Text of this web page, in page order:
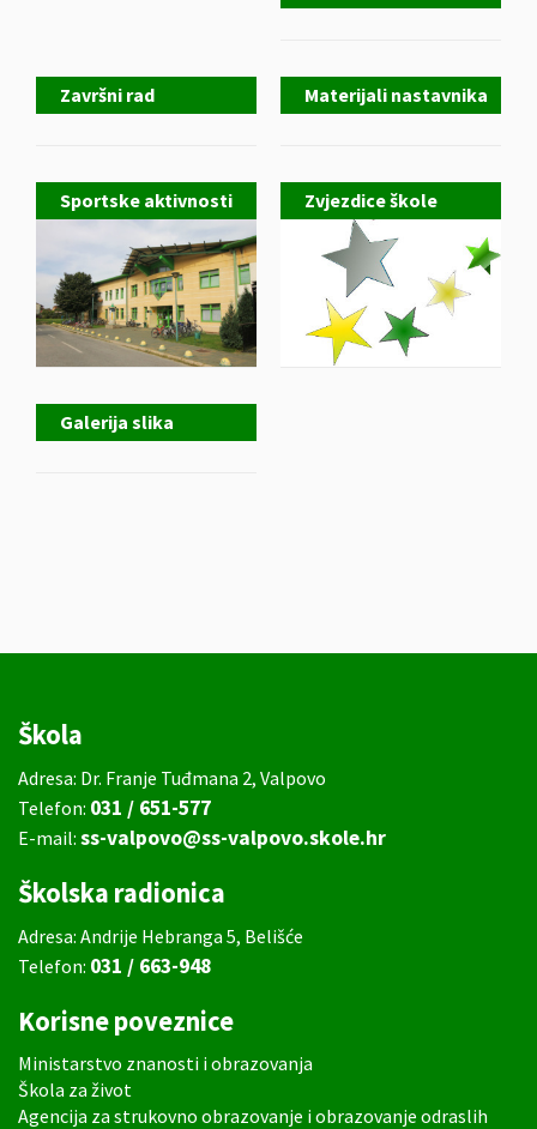
Završni rad Materijali nastavnika
Sportske aktivnosti Zvjezdice škole
Galerija slika
Škola
Adresa: Dr. Franje Tuđmana 2, Valpovo
Telefon: 031 / 651-577
E-mail: ss-valpovo@ss-valpovo.skole.hr
Školska radionica
Adresa: Andrije Hebranga 5, Belišće
Telefon: 031 / 663-948
Korisne poveznice
Ministarstvo znanosti i obrazovanja
Škola za život
Agencija za strukovno obrazovanje i obrazovanje odraslih